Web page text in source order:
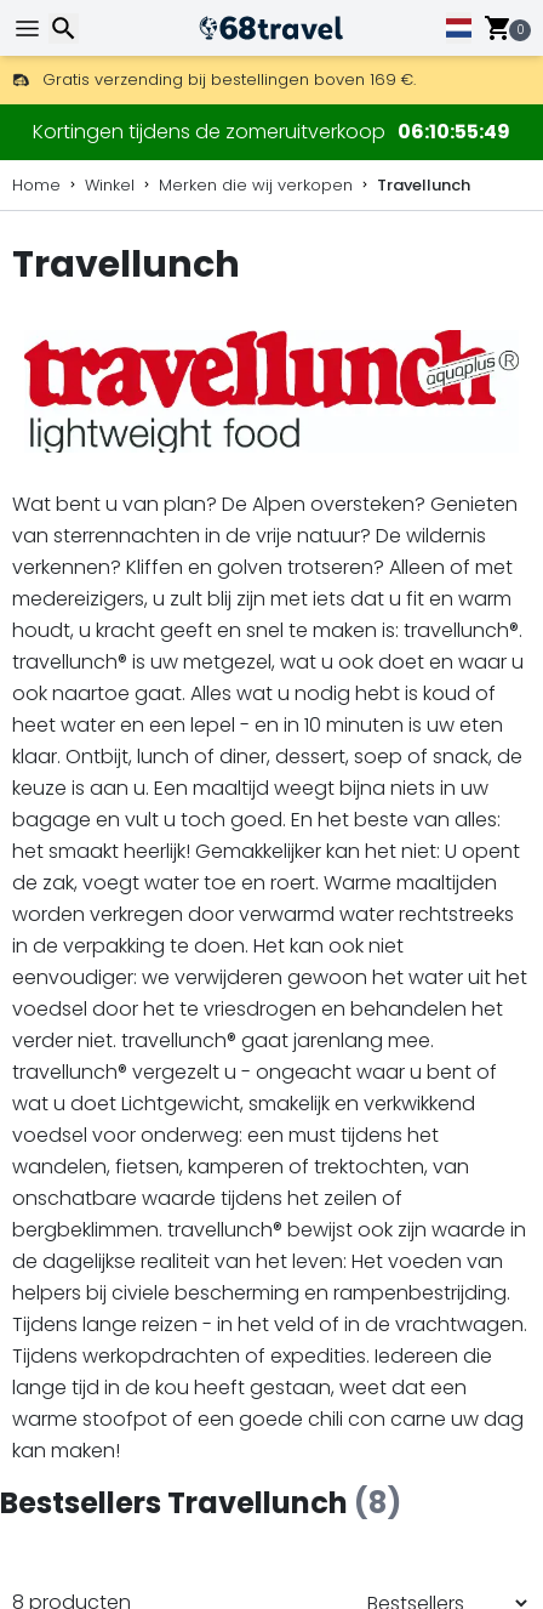
0
Gratis verzending bij bestellingen boven 169 €.
DHL Express is ook beschikbaar.
30 dagen retour, 90 dagen voor houten kaarten en
Kortingen tijdens de zomeruitverkoop 06 10 55 49
Home Winkel Merken die wij verkopen Travellunch
Travellunch
Wat bent u van plan? De Alpen oversteken? Genieten
van sterrennachten in de vrije natuur? De wildernis
verkennen? Kliffen en golven trotseren? Alleen of met
medereizigers, u zult blij zijn met iets dat u fit en warm
houdt, u kracht geeft en snel te maken is: travellunch®.
travellunch® is uw metgezel, wat u ook doet en waar u
ook naartoe gaat. Alles wat u nodig hebt is koud of
heet water en een lepel - en in 10 minuten is uw eten
klaar. Ontbijt, lunch of diner, dessert, soep of snack, de
keuze is aan u. Een maaltijd weegt bijna niets in uw
bagage en vult u toch goed. En het beste van alles:
het smaakt heerlijk! Gemakkelijker kan het niet: U opent
de zak, voegt water toe en roert. Warme maaltijden
worden verkregen door verwarmd water rechtstreeks
in de verpakking te doen. Het kan ook niet
eenvoudiger: we verwijderen gewoon het water uit het
voedsel door het te vriesdrogen en behandelen het
verder niet. travellunch® gaat jarenlang mee.
travellunch® vergezelt u - ongeacht waar u bent of
wat u doet Lichtgewicht, smakelijk en verkwikkend
voedsel voor onderweg: een must tijdens het
wandelen, fietsen, kamperen of trektochten, van
onschatbare waarde tijdens het zeilen of
bergbeklimmen. travellunch® bewijst ook zijn waarde in
de dagelijkse realiteit van het leven: Het voeden van
helpers bij civiele bescherming en rampenbestrijding.
Tijdens lange reizen - in het veld of in de vrachtwagen.
Tijdens werkopdrachten of expedities. Iedereen die
lange tijd in de kou heeft gestaan, weet dat een
warme stoofpot of een goede chili con carne uw dag
kan maken!
Bestsellers Travellunch (8)
8 producten
Zoeken